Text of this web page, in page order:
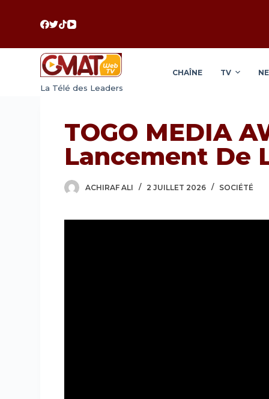
La Télé des Leaders
CHAÎNE TV
TOGO MEDIA
Lancement De
ACHIRAF ALI 2 JUILLET 2026 SOCIÉTÉ